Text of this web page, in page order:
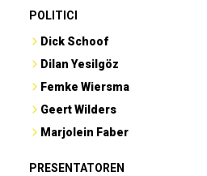
POLITICI
Dick Schoof
Dilan Yesilgöz
Femke Wiersma
Geert Wilders
Marjolein Faber
PRESENTATOREN